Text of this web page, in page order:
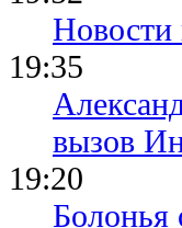
Новости
19:35
вызов
19:20
Болонья